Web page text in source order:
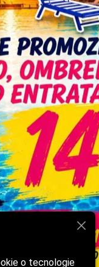
o tecnologie